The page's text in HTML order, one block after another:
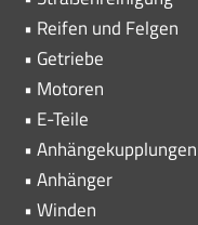
• Reifen und Felgen
• Getriebe
• Motoren
• E-Teile
• Anhängekupplungen
• Anhänger
• Winden